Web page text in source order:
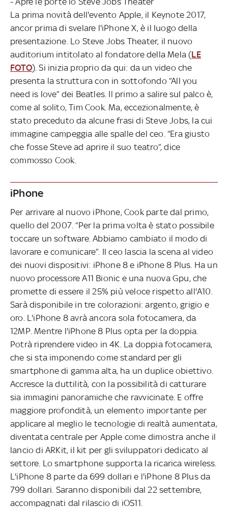
La prima novità dell'evento Apple, il Keynote 2017,
ancor prima di svelare l'iPhone X, è il luogo della
presentazione. Lo Steve Jobs Theater, il nuovo
auditorium intitolato al fondatore della Mela (LE
FOTO). Si inizia proprio da qui: da un video che
presenta la struttura con in sottofondo “All you
need is love” dei Beatles. Il primo a salire sul palco è,
come al solito, Tim Cook. Ma, eccezionalmente, è
stato preceduto da alcune frasi di Steve Jobs, la cui
immagine campeggia alle spalle del ceo. “Era giusto
che fosse Steve ad aprire il suo teatro”, dice
commosso Cook.
iPhone
Per arrivare al nuovo iPhone, Cook parte dal primo,
quello del 2007. “Per la prima volta è stato possibile
toccare un software. Abbiamo cambiato il modo di
lavorare e comunicare”. Il ceo lascia la scena al video
dei nuovi dispositivi: iPhone 8 e iPhone 8 Plus. Ha un
nuovo processore A11 Bionic e una nuova Gpu, che
promette di essere il 25% più veloce rispetto all'A10.
Sarà disponibile in tre colorazioni: argento, grigio e
oro. L'iPhone 8 avrà ancora sola fotocamera, da
12MP. Mentre l'iPhone 8 Plus opta per la doppia.
Potrà riprendere video in 4K. La doppia fotocamera,
che si sta imponendo come standard per gli
smartphone di gamma alta, ha un duplice obiettivo.
Accresce la duttilità, con la possibilità di catturare
sia immagini panoramiche che ravvicinate. E offre
maggiore profondità, un elemento importante per
applicare al meglio le tecnologie di realtà aumentata,
diventata centrale per Apple come dimostra anche il
lancio di ARKit, il kit per gli sviluppatori dedicato al
settore. Lo smartphone supporta la ricarica wireless.
L'iPhone 8 parte da 699 dollari e l'iPhone 8 Plus da
799 dollari. Saranno disponibili dal 22 settembre,
accompagnati dal rilascio di iOS11.